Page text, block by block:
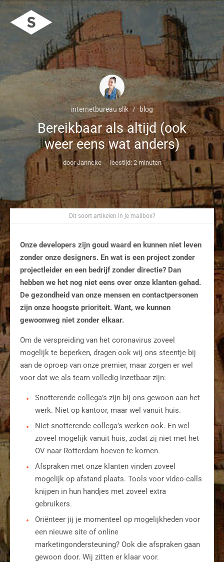
internetbureau slik blog
Bereikbaar als altijd (ook
weer eens wat anders)
door Janneke leestijd: 2 minuten
Dit soort artikelen in je mailbox?
Onze developers zijn goud waard en kunnen niet leven
zonder onze designers. En wat is een project zonder
projectleider en een bedrijf zonder directie? Dan
hebben we het nog niet eens over onze klanten gehad.
De gezondheid van onze mensen en contactpersonen
zijn onze hoogste prioriteit. Want, we kunnen
gewoonweg niet zonder elkaar.
Om de verspreiding van het coronavirus zoveel
mogelijk te beperken, dragen ook wij ons steentje bij
aan de oproep van onze premier, maar zorgen er wel
voor dat we als team volledig inzetbaar zijn:
Snotterende collega’s zijn bij ons gewoon aan het
werk. Niet op kantoor, maar wel vanuit huis.
Niet-snotterende collega’s werken ook. En wel
zoveel mogelijk vanuit huis, zodat zij niet met het
OV naar Rotterdam hoeven te komen.
Afspraken met onze klanten vinden zoveel
mogelijk op afstand plaats. Tools voor video-calls
knijpen in hun handjes met zoveel extra
gebruikers.
Oriënteer jij je momenteel op mogelijkheden voor
een nieuwe site of online
marketingondersteuning? Ook die afspraken gaan
gewoon door. Wij zitten er klaar voor.